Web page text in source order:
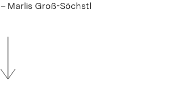
– Marlis Groß-Söchstl